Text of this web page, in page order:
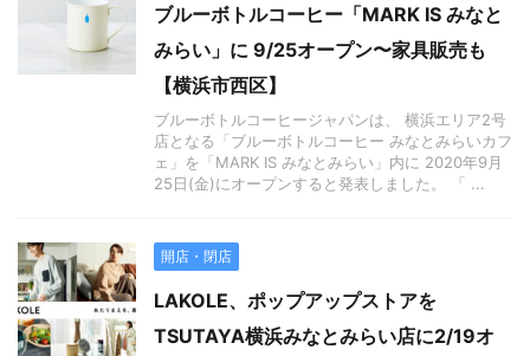
ブルーボトルコーヒー「MARK IS みなと
みらい」に 9/25オープン〜家具販売も
【横浜市西区】
ブルーボトルコーヒージャパンは、 横浜エリア2号
店となる「ブルーボトルコーヒー みなとみらいカフ
ェ」を「MARK IS みなとみらい」内に 2020年9月
25日(金)にオープンすると発表しました。 「 ...
開店・閉店
LAKOLE、ポップアップストアを
TSUTAYA横浜みなとみらい店に2/19オ